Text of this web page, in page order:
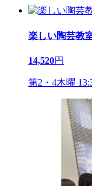
楽しい陶芸教
14,520円
第2・4木曜